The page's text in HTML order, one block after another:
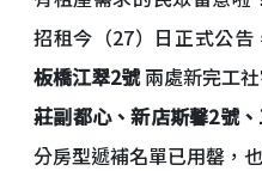
招租今（27）日正式公告
板橋江翠2號兩處新完工
莊副都心、新店斯馨2號
分房型遞補名單已用罄，